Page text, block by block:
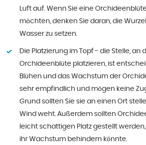
Luft auf. Wenn Sie eine
möchten, denken Sie daran, die
Wasser zu setzen.
Die Platzierung im Topf - die Stelle, an
Orchideenblüte platzieren, ist
Blühen und das Wachstum der
sehr empfindlich und mögen keine
Grund sollten Sie sie an einen Ort
Wind weht. Außerdem sollten
leicht schattigen Platz gestellt
ihr Wachstum behindern könnte.